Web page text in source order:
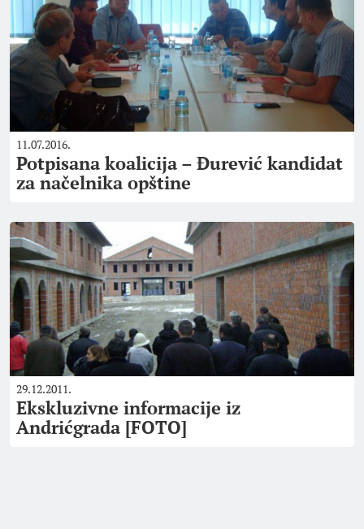
11.07.2016.
Potpisana koalicija – Đurević kandidat
za načelnika opštine
29.12.2011.
Ekskluzivne informacije iz
Andrićgrada [FOTO]